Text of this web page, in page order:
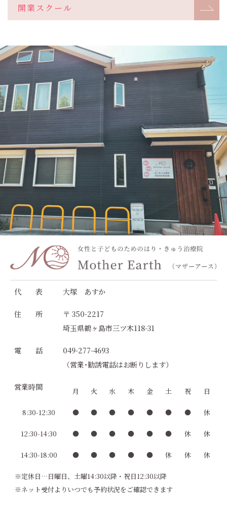
開業スクール
代 表 大塚 あすか
住 所
〒 350-2217
埼玉県鶴ヶ島市三ツ木118-31
電 話
049-277-4693
（営業･勧誘電話はお断りします）
営業時間 月 火 水 木 金 土 祝 日
8:30-12:30 ● ● ● ● ● ● ● 休
12:30-14:30 ● ● ● ● ● ● 休 休
14:30-18:00 ● ● ● ● ● 休 休 休
※定休日…日曜日、土曜14:30以降・祝日12:30以降
※ネット受付よりいつでも予約状況をご確認できます